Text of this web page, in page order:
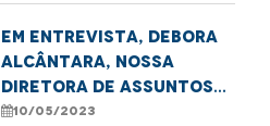
Em entrevista, Debora
Alcântara, nossa
Diretora de Assuntos
Institucionais e
10/05/2023